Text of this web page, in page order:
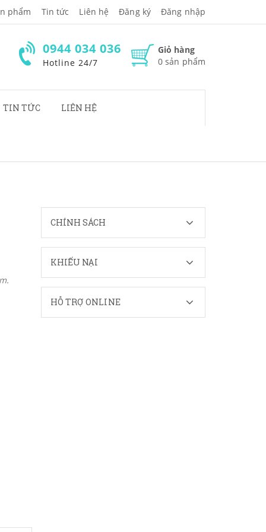
phẩm Tin tức Liên hệ Đăng ký Đăng nhập
Giỏ hàng
0 sản phẩm
0944 034 036
Hotline 24/7
TIN TỨC LIÊN HỆ
CHÍNH SÁCH
KHIẾU NẠI
HỖ TRỢ ONLINE